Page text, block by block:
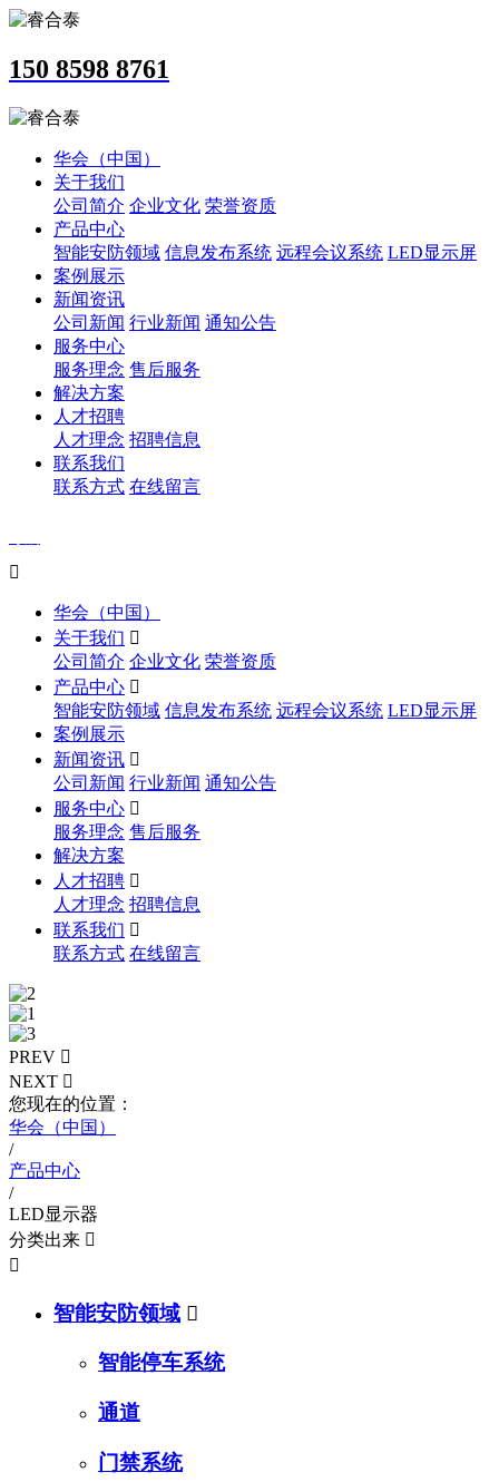
150 8598 8761
华会（中国）
关于我们
公司简介 企业文化 荣誉资质
产品中心
智能安防领域 信息发布系统 远程会议系统 LED显示屏
案例展示
新闻资讯
公司新闻 行业新闻 通知公告
服务中心
服务理念 售后服务
解决方案
人才招聘
人才理念 招聘信息
联系我们
联系方式 在线留言

华会（中国）
关于我们 
公司简介 企业文化 荣誉资质
产品中心 
智能安防领域 信息发布系统 远程会议系统 LED显示屏
案例展示
新闻资讯 
公司新闻 行业新闻 通知公告
服务中心 
服务理念 售后服务
解决方案
人才招聘 
人才理念 招聘信息
联系我们 
联系方式 在线留言
PREV 
NEXT 
您现在的位置：
华会（中国）
/
产品中心
/
LED显示器
分类出来 

智能安防领域 
智能停车系统
通道
门禁系统